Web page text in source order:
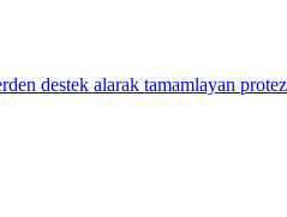
destek alarak tamamlayan protez